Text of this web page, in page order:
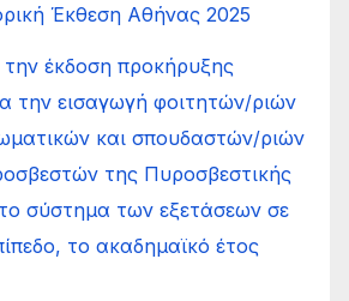
Έκθεση Αθήνας 2025
έκδοση προκήρυξης
την εισαγωγή φοιτητών/ριών
και σπουδαστών/ριών
της Πυροσβεστικής
σύστημα των εξετάσεων σε
το ακαδημαϊκό έτος